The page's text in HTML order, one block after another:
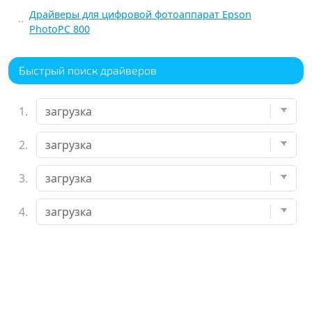
Драйверы для цифровой фотоаппарат Epson
PhotoPC 800
Быстрый поиск драйверов
1.
2.
3.
4.